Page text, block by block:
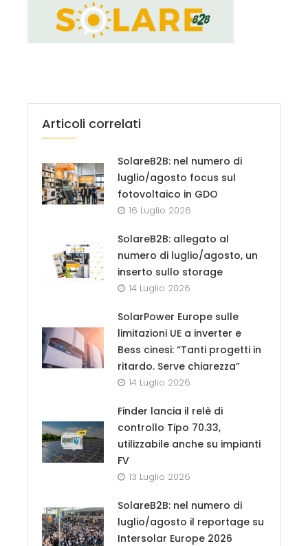
Articoli correlati
SolareB2B: nel numero di
luglio/agosto focus sul
fotovoltaico in GDO
16 Luglio 2026
SolareB2B: allegato al
numero di luglio/agosto, un
inserto sullo storage
14 Luglio 2026
SolarPower Europe sulle
limitazioni UE a inverter e
Bess cinesi: “Tanti progetti in
ritardo. Serve chiarezza”
14 Luglio 2026
Finder lancia il relè di
controllo Tipo 70.33,
utilizzabile anche su impianti
FV
13 Luglio 2026
SolareB2B: nel numero di
luglio/agosto il reportage su
Intersolar Europe 2026